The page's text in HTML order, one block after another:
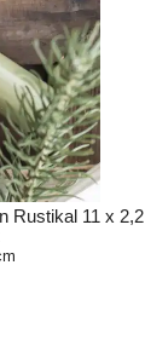
Rustikal 11 x 2,2